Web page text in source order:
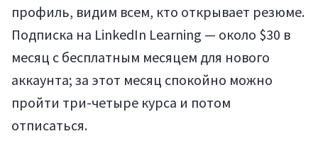
профиль, видим всем, кто открывает резюме.
Подписка на LinkedIn Learning — около $30 в
месяц с бесплатным месяцем для нового
аккаунта; за этот месяц спокойно можно
пройти три-четыре курса и потом
отписаться.